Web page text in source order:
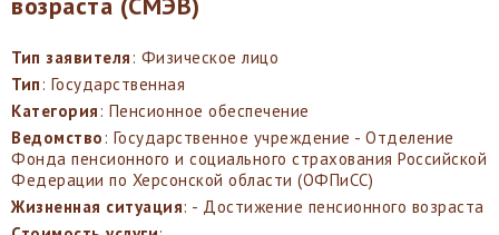
Тип заявителя: Физическое лицо
Тип: Государственная
Категория: Пенсионное обеспечение
Ведомство: Государственное учреждение - Отделение
Фонда пенсионного и социального страхования Российской
Федерации по Херсонской области (ОФПиСС)
Жизненная ситуация: - Достижение пенсионного возраста